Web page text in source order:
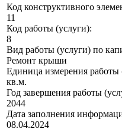
Код конструктивного
11
Код работы (услуги):
8
Вид работы (услуги) по
Ремонт крыши
Единица измерения работы
кв.м.
Год завершения работы
2044
Дата заполнения
08.04.2024